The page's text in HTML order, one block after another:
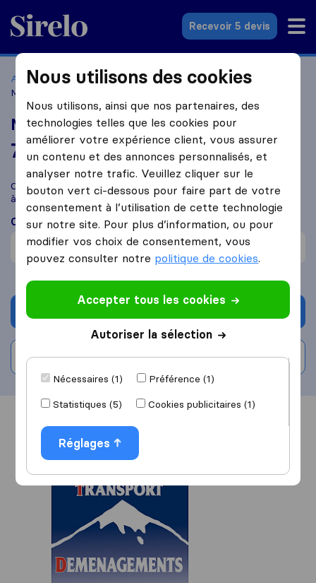
Sirelo.fr
Recevoir 5 devis
Accueil Déménageurs France
Déménageurs Jarnages
MCT Déménagements
MCT Déménagements
7,2 basé sur 82
avis Sirelo et Google
i
Comparez MCT Déménagements avec d'autres déménageurs
à
Jarnages
Ce que disent les clients
Dommages (1)
Rédiger un avis
Vue d'ensemble
Nous utilisons des cookies
Nous utilisons, ainsi que nos partenaires, des
technologies telles que les cookies pour
améliorer votre expérience client, vous assurer
un contenu et des annonces personnalisés, et
analyser notre trafic. Veuillez cliquer sur le
bouton vert ci-dessous pour faire part de votre
consentement à l’utilisation de cette technologie
sur notre site. Pour plus d’information, ou pour
modifier vos choix de consentement, vous
pouvez consulter notre politique de cookies.
Accepter tous les cookies
Autoriser la sélection
Nécessaires (1)
Préférence (1)
Statistiques (5)
Cookies publicitaires (1)
Réglages